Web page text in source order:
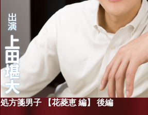
処方箋男子 【花菱恵 編】 後編